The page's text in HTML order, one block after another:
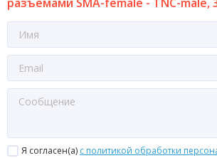
Я согласен(a) с политикой обработки